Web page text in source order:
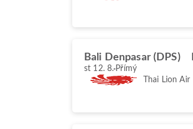
Bali Denpasar (DPS)
st 12. 8. Přímý
Thai Lion Air